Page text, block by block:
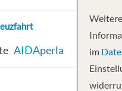
AIDAperla
im